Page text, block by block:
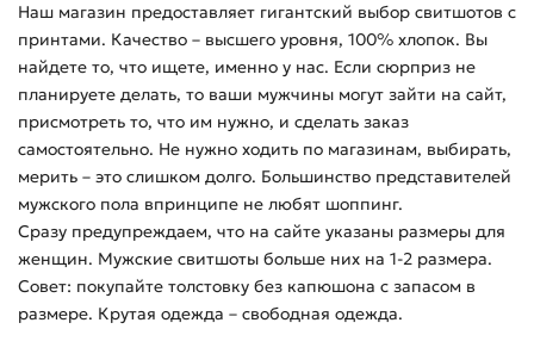
Наш магазин предоставляет гигантский выбор свитшотов с
принтами. Качество – высшего уровня, 100% хлопок. Вы
найдете то, что ищете, именно у нас. Если сюрприз не
планируете делать, то ваши мужчины могут зайти на сайт,
присмотреть то, что им нужно, и сделать заказ
самостоятельно. Не нужно ходить по магазинам, выбирать,
мерить – это слишком долго. Большинство представителей
мужского пола впринципе не любят шоппинг.
Сразу предупреждаем, что на сайте указаны размеры для
женщин. Мужские свитшоты больше них на 1-2 размера.
Совет: покупайте толстовку без капюшона с запасом в
размере. Крутая одежда – свободная одежда.